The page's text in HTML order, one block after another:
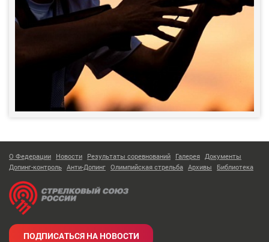
О Федерации Новости Результаты соревнований Галерея Документы
Допинг-контроль Анти-Допинг Олимпийская стрельба Архивы Библиотека
ПОДПИСАТЬСЯ НА НОВОСТИ